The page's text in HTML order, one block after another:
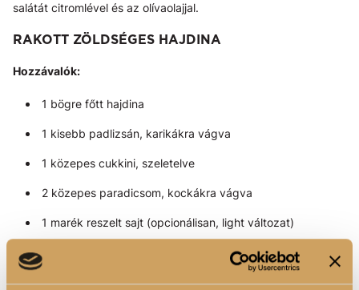
salátát citromlével és az olívaolajjal.
RAKOTT ZÖLDSÉGES HAJDINA
Hozzávalók:
1 bögre főtt hajdina
1 kisebb padlizsán, karikákra vágva
1 közepes cukkini, szeletelve
2 közepes paradicsom, kockákra vágva
1 marék reszelt sajt (opcionálisan, light változat)
Só, bors, bazsalikom, oregánó ízlés szerint